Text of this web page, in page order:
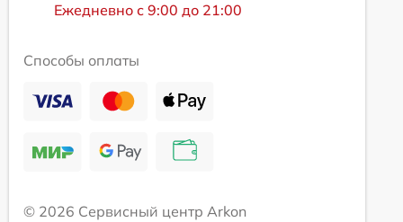
Ежедневно с 9:00 до 21:00
Способы оплаты
© 2026 Сервисный центр Arkon